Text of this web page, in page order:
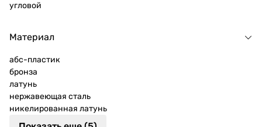
угловой
Материал
абс-пластик
бронза
латунь
нержавеющая сталь
никелированная латунь